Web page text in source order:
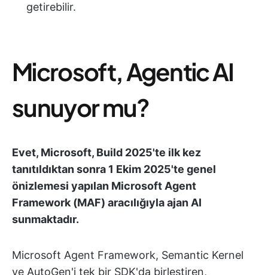
getirebilir.
Microsoft, Agentic AI
sunuyor mu?
Evet, Microsoft, Build 2025'te ilk kez
tanıtıldıktan sonra 1 Ekim 2025'te genel
önizlemesi yapılan Microsoft Agent
Framework (MAF) aracılığıyla ajan AI
sunmaktadır.
Microsoft Agent Framework, Semantic Kernel
ve AutoGen'i tek bir SDK'da birleştiren,